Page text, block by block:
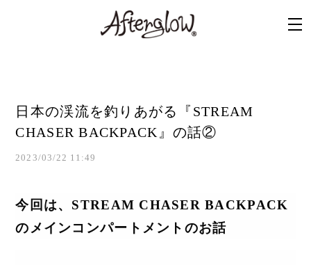
日本の渓流を釣りあがる『STREAM
CHASER BACKPACK』の話②
2023/03/22 11:49
今回は、 STREAM CHASER BACKPACK
のメインコンパートメントのお話